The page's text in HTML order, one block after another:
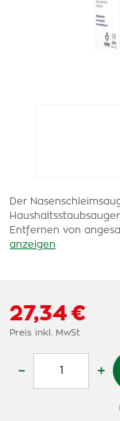
Der
Entfernen von
anzeigen
27,34 €
Preis inkl. MwSt
– +